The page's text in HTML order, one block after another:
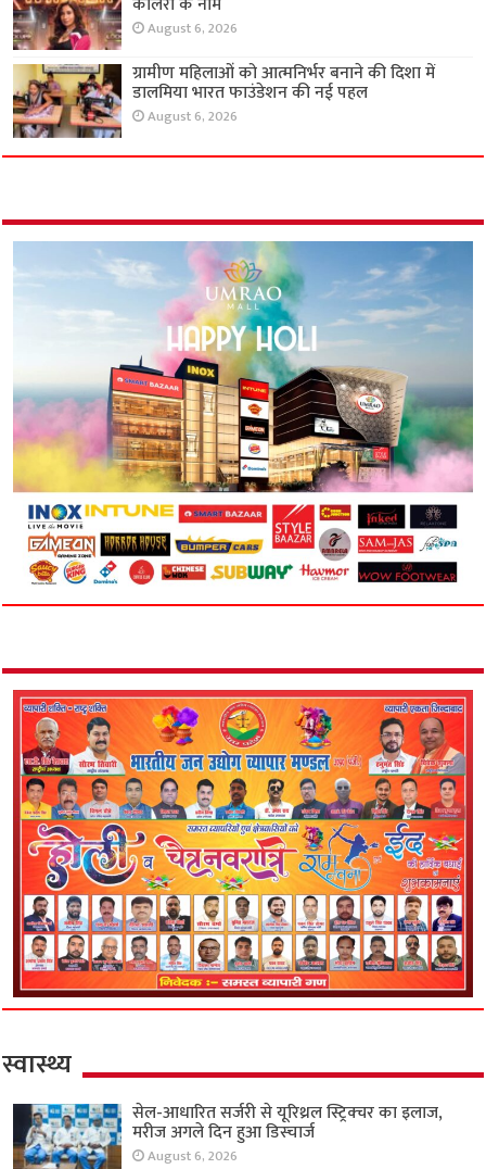
August 6, 2026
ग्रामीण महिलाओं को आत्मनिर्भर बनाने की दिशा में
डालमिया भारत फाउंडेशन की नई पहल
August 6, 2026
स्वास्थ्य
सेल-आधारित सर्जरी से यूरिथ्रल स्ट्रिक्चर का इलाज,
मरीज अगले दिन हुआ डिस्चार्ज
August 6, 2026